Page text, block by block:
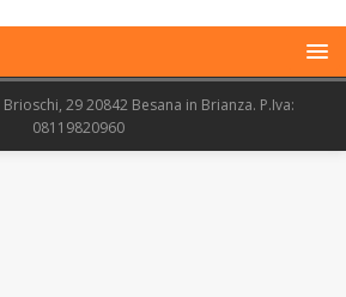
29 20842 Besana in Brianza. P.Iva:
08119820960